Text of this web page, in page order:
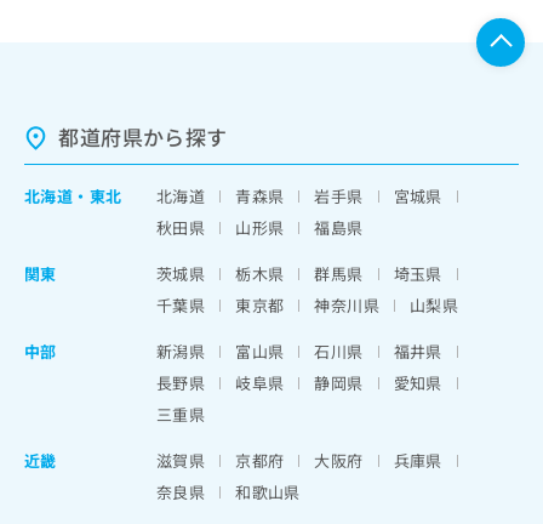
都道府県から探す
北海道 ・ 東北 北海道 青森県 岩手県
宮城県
秋田県
山形県
福島県
関東
茨城県 栃木県 群馬県
埼玉県
千葉県
東京都 神奈川県
山梨県
中部
新潟県 富山県 石川県
福井県
長野県
岐阜県 静岡県
愛知県
三重県
近畿
滋賀県 京都府 大阪府
兵庫県
奈良県
和歌山県